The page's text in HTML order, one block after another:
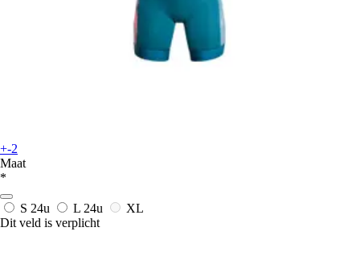
+-2
Maat
*
S 24u L 24u
XL
Dit veld is verplicht